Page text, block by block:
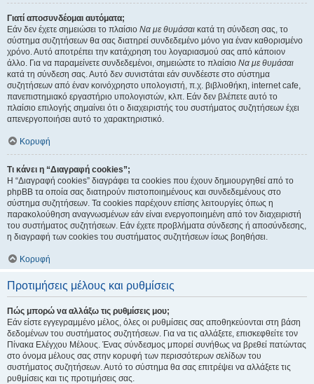
Γιατί αποσυνδέομαι αυτόματα;
Εάν δεν έχετε σημειώσει το πλαίσιο Να με θυμάσαι κατά τη σύνδεση σας, το
σύστημα συζητήσεων θα σας διατηρεί συνδεδεμένο μόνο για έναν καθορισμένο
χρόνο. Αυτό αποτρέπει την κατάχρηση του λογαριασμού σας από κάποιον
άλλο. Για να παραμείνετε συνδεδεμένοι, σημειώστε το πλαίσιο Να με θυμάσαι
κατά τη σύνδεση σας. Αυτό δεν συνιστάται εάν συνδέεστε στο σύστημα
συζητήσεων από έναν κοινόχρηστο υπολογιστή, π.χ. βιβλιοθήκη, internet cafe,
πανεπιστημιακό εργαστήριο υπολογιστών, κλπ. Εάν δεν βλέπετε αυτό το
πλαίσιο επιλογής σημαίνει ότι ο διαχειριστής του συστήματος συζητήσεων έχει
απενεργοποιήσει αυτό το χαρακτηριστικό.
Κορυφή
Τι κάνει η “Διαγραφή cookies”;
Η “Διαγραφή cookies” διαγράφει τα cookies που έχουν δημιουργηθεί από το
phpBB τα οποία σας διατηρούν πιστοποιημένους και συνδεδεμένους στο
σύστημα συζητήσεων. Τα cookies παρέχουν επίσης λειτουργίες όπως η
παρακολούθηση αναγνωσμένων εάν είναι ενεργοποιημένη από τον διαχειριστή
του συστήματος συζητήσεων. Εάν έχετε προβλήματα σύνδεσης ή αποσύνδεσης,
η διαγραφή των cookies του συστήματος συζητήσεων ίσως βοηθήσει.
Κορυφή
Προτιμήσεις μέλους και ρυθμίσεις
Πώς μπορώ να αλλάξω τις ρυθμίσεις μου;
Εάν είστε εγγεγραμμένο μέλος, όλες οι ρυθμίσεις σας αποθηκεύονται στη βάση
δεδομένων του συστήματος συζητήσεων. Για να τις αλλάξετε, επισκεφθείτε τον
Πίνακα Ελέγχου Μέλους. Ένας σύνδεσμος μπορεί συνήθως να βρεθεί πατώντας
στο όνομα μέλους σας στην κορυφή των περισσότερων σελίδων του
συστήματος συζητήσεων. Αυτό το σύστημα θα σας επιτρέψει να αλλάξετε τις
ρυθμίσεις και τις προτιμήσεις σας.